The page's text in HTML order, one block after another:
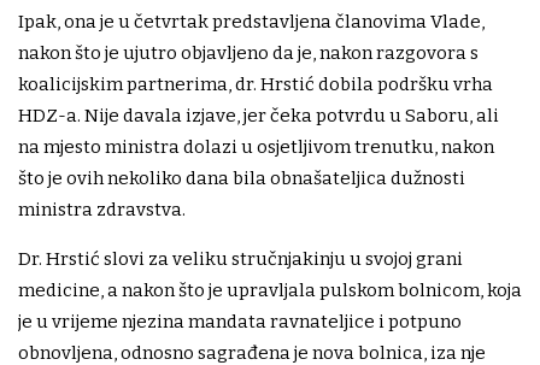
Ipak, ona je u četvrtak predstavljena članovima Vlade,
nakon što je ujutro objavljeno da je, nakon razgovora s
koalicijskim partnerima, dr. Hrstić dobila podršku vrha
HDZ-a. Nije davala izjave, jer čeka potvrdu u Saboru, ali
na mjesto ministra dolazi u osjetljivom trenutku, nakon
što je ovih nekoliko dana bila obnašateljica dužnosti
ministra zdravstva.
Dr. Hrstić slovi za veliku stručnjakinju u svojoj grani
medicine, a nakon što je upravljala pulskom bolnicom, koja
je u vrijeme njezina mandata ravnateljice i potpuno
obnovljena, odnosno sagrađena je nova bolnica, iza nje